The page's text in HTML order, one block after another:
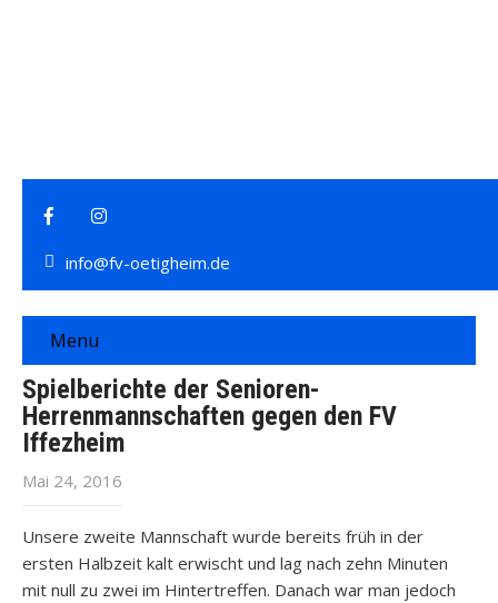
info@fv-oetigheim.de
Menu
Spielberichte der Senioren-
Herrenmannschaften gegen den FV
Iffezheim
Mai 24, 2016
Unsere zweite Mannschaft wurde bereits früh in der
ersten Halbzeit kalt erwischt und lag nach zehn Minuten
mit null zu zwei im Hintertreffen. Danach war man jedoch